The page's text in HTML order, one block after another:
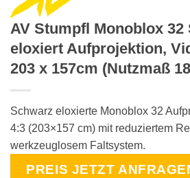
AV Stumpfl Monoblox 32
eloxiert Aufprojektion,
203 x 157cm (Nutzmaß
Schwarz eloxierte Monoblox 32
4:3 (203×157 cm) mit reduziertem
werkzeuglosem Faltsystem.
PREIS JETZT